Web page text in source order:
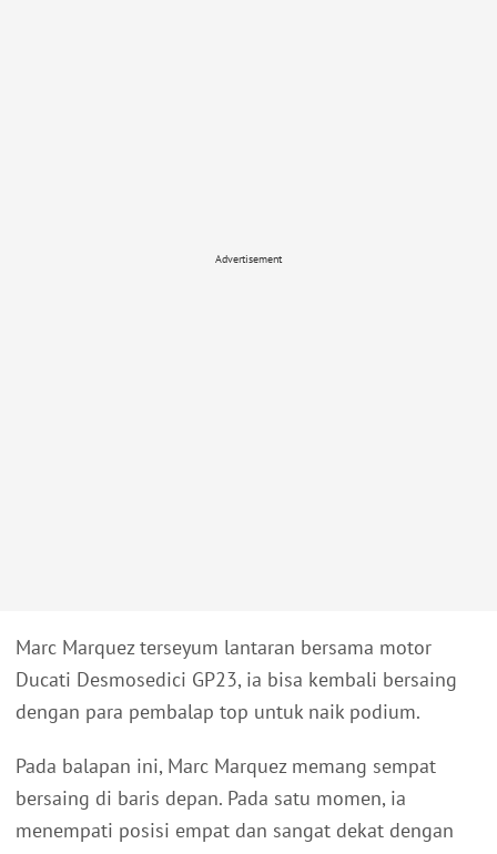
Advertisement
Marc Marquez terseyum lantaran bersama motor
Ducati Desmosedici GP23, ia bisa kembali bersaing
dengan para pembalap top untuk naik podium.
Pada balapan ini, Marc Marquez memang sempat
bersaing di baris depan. Pada satu momen, ia
menempati posisi empat dan sangat dekat dengan